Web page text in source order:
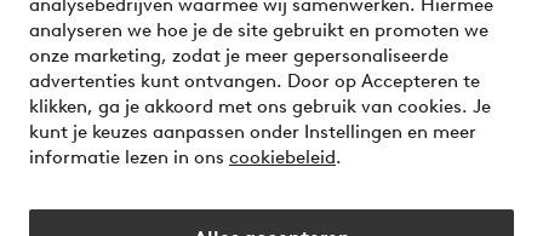
analysebedrijven waarmee wij samenwerken. Hiermee
analyseren we hoe je de site gebruikt en promoten we
onze marketing, zodat je meer gepersonaliseerde
advertenties kunt ontvangen. Door op Accepteren te
klikken, ga je akkoord met ons gebruik van cookies. Je
kunt je keuzes aanpassen onder Instellingen en meer
informatie lezen in ons cookiebeleid.
Wil je meer weten over onze betaalopties?